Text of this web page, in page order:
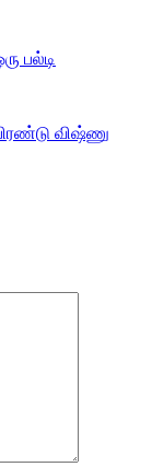
பல்டி
விஷ்ணு